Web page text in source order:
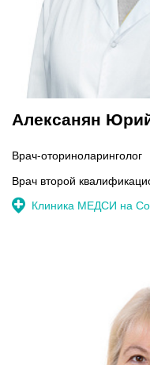
Алексанян
Врач-оториноларинголог
Врач второй
Клиника МЕДСИ на